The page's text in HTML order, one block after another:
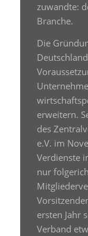
zuwandte:
Branche.
Die
erweitern.
des
e.V. im
Verdienste
nur
ersten Jahr
Verband